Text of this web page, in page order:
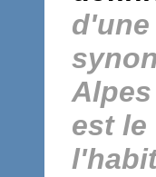
d'une
est le